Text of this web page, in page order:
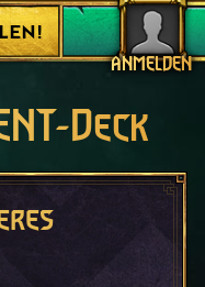
ANMELDEN
Deck